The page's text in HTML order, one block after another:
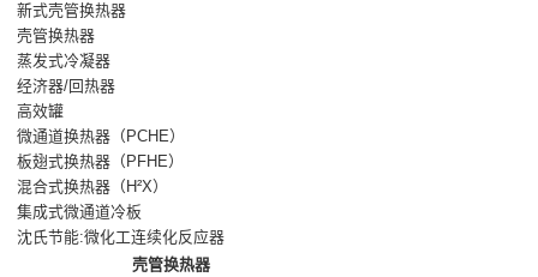
新式壳管换热器
壳管换热器
蒸发式冷凝器
经济器/回热器
高效罐
微通道换热器（PCHE）
板翅式换热器（PFHE）
混合式换热器（H²X）
集成式微通道冷板
沈氏节能:微化工连续化反应器
壳管换热器